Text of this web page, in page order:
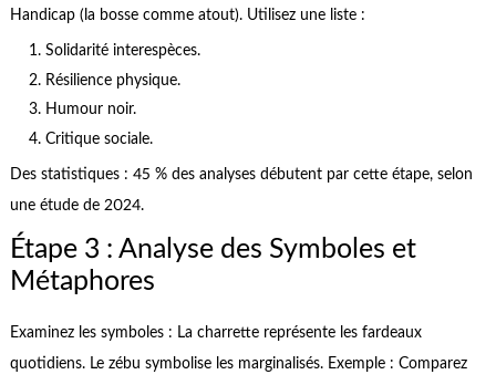
Handicap (la bosse comme atout). Utilisez une liste :
Solidarité interespèces.
Résilience physique.
Humour noir.
Critique sociale.
Des statistiques : 45 % des analyses débutent par cette étape, selon
une étude de 2024.
Étape 3 : Analyse des Symboles et
Métaphores
Examinez les symboles : La charrette représente les fardeaux
quotidiens. Le zébu symbolise les marginalisés. Exemple : Comparez